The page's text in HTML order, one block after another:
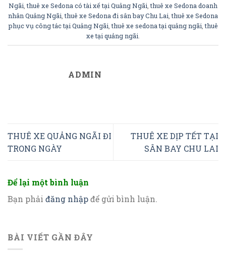
Ngãi ,thuê xe Sedona có tài xế tại Quảng Ngãi ,thuê xe Sedona doanh
nhân Quảng Ngãi ,thuê xe Sedona đi sân bay Chu Lai ,thuê xe Sedona
phục vụ công tác tại Quảng Ngãi ,thuê xe sedona tại quảng ngãi ,thuê
xe tại quảng ngãi
ADMIN
THUÊ XE QUẢNG NGÃI ĐI
TRONG NGÀY
THUÊ XE DỊP TẾT TẠI
SÂN BAY CHU LAI
Để lại một bình luận
Bạn phải đăng nhậpđể gửi bình luận.
BÀI VIẾT GẦN ĐÂY